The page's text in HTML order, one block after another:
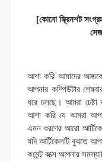
[কোনো স্ক্রিনশট
আশা করি আমাদের
আপনার কম্পিউটার
ধরে চলছে। আমরা
আশা করি যে আমরা
এমন ধরণের আরো
যদি আর্টিকেলটি বুঝতে
কমেন্ট বক্সে আপনার